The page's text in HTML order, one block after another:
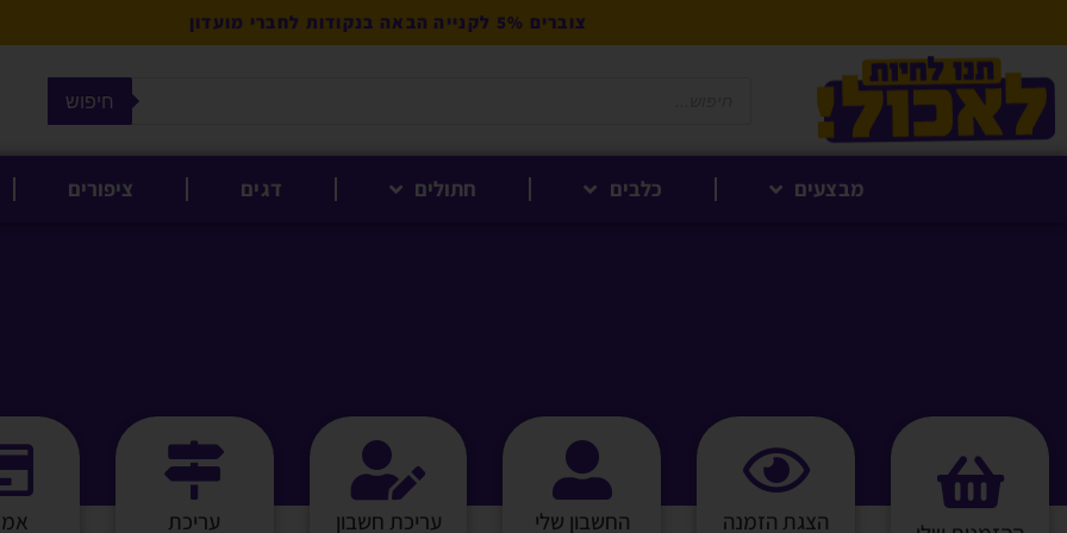
צוברים 5% לקנייה הבאה בנקודות לחברי מועדון
חיפוש
מבצעים כלבים חתולים דגים ציפורים
הצגת הזמנה החשבון שלי עריכת חשבון
עריכת